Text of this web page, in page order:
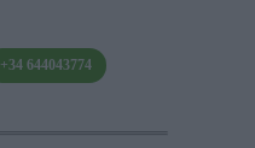
+34 644043774